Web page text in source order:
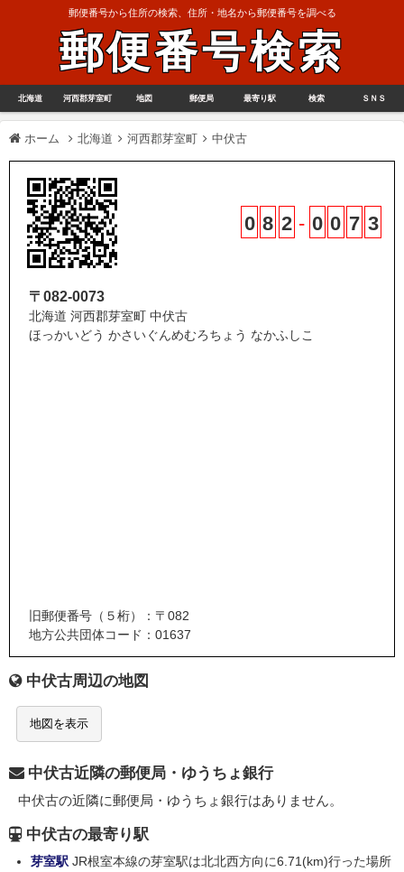
郵便番号から住所の検索、住所・地名から郵便番号を調べる
郵便番号検索
北海道 河西郡芽室町 地図 郵便局 最寄り駅 検索 ＳＮＳ
ホーム 北海道 河西郡芽室町 中伏古
0 8 2 - 0 0 7 3
〒082-0073
北海道 河西郡芽室町 中伏古
ほっかいどう かさいぐんめむろちょう なかふしこ
旧郵便番号（５桁）：〒082
地方公共団体コード：01637
中伏古周辺の地図
地図を表示
中伏古近隣の郵便局・ゆうちょ銀行
中伏古の近隣に郵便局・ゆうちょ銀行はありません。
中伏古の最寄り駅
芽室駅 JR根室本線の芽室駅は北北西方向に6.71(km)行った場所